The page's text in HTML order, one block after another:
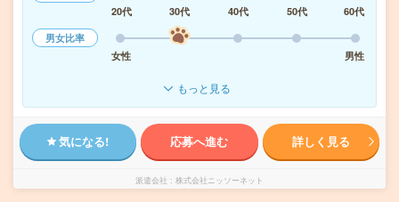
20代 30代 40代 50代
60代
男女比率
女性
男性
もっと見る
気になる! 応募へ進む 詳しく見る
派遣会社 株式会社ニッソーネット